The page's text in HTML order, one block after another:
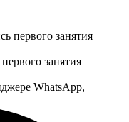
занятия
WhatsApp,